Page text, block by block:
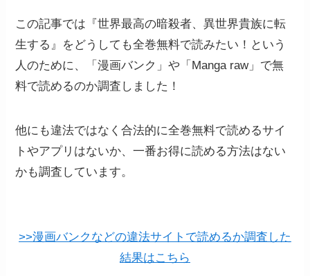
この記事では『世界最高の暗殺者、異世界貴族に転
生する』をどうしても全巻無料で読みたい！という
人のために、「漫画バンク」や「Manga raw」で無
料で読めるのか調査しました！
他にも違法ではなく合法的に全巻無料で読めるサイ
トやアプリはないか、一番お得に読める方法はない
かも調査しています。
>>漫画バンクなどの違法サイトで読めるか調査した
結果はこちら